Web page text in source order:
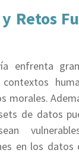
Retos
enfrenta
contextos
morales.
de datos
en los datos